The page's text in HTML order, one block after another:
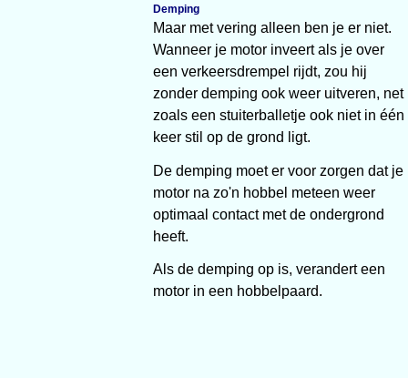
Demping
Maar met vering alleen ben je er niet.
Wanneer je motor inveert als je over
een verkeersdrempel rijdt, zou hij
zonder demping ook weer uitveren, net
zoals een stuiterballetje ook niet in één
keer stil op de grond ligt.
De demping moet er voor zorgen dat je
motor na zo'n hobbel meteen weer
optimaal contact met de ondergrond
heeft.
Als de demping op is, verandert een
motor in een hobbelpaard.